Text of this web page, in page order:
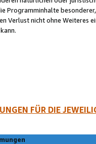
Programminhalte
Verlust nicht ohne Weiteres
FÜR DIE